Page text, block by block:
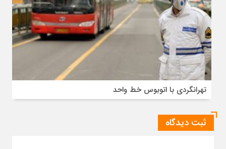
تهرانگردی با اتوبوس خط واحد
ثبت دیدگاه